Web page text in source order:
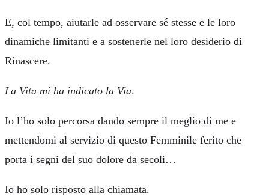
E, col tempo, aiutarle ad osservare sé stesse e le loro
dinamiche limitanti e a sostenerle nel loro desiderio di
Rinascere.
La Vita mi ha indicato la Via.
Io l’ho solo percorsa dando sempre il meglio di me e
mettendomi al servizio di questo Femminile ferito che
porta i segni del suo dolore da secoli…
Io ho solo risposto alla chiamata.